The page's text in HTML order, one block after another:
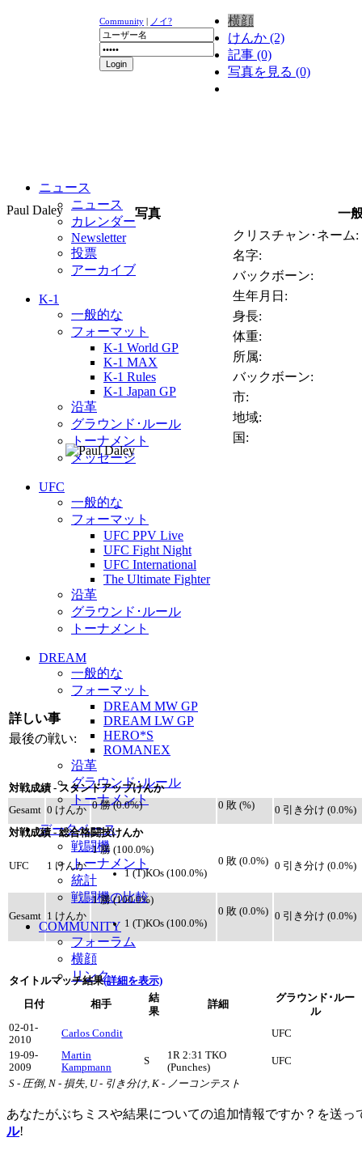
Community | ノイ?
ニュース
ニュース
カレンダー
Newsletter
投票
アーカイブ
K-1
一般的な
フォーマット
K-1 World GP
K-1 MAX
K-1 Rules
K-1 Japan GP
沿革
グラウンド･ルール
トーナメント
メッセージ
UFC
一般的な
フォーマット
UFC PPV Live
UFC Fight Night
UFC International
The Ultimate Fighter
沿革
グラウンド･ルール
トーナメント
DREAM
一般的な
フォーマット
DREAM MW GP
DREAM LW GP
HERO*S
ROMANEX
沿革
グラウンド･ルール
トーナメント
データベース
戦闘機
トーナメント
統計
戦闘機の比較
COMMUNITY
フォーラム
横顔
リンク
横顔
けんか (2)
記事 (0)
写真を見る (0)
Paul Daley 写真
一
クリスチャン･ネーム:
名字:
バックボーン:
生年月日:
身長:
体重:
所属:
バックボーン:
市:
地域:
国:
詳しい事
最後の戦い:
対戦成績 - スタンドアップけんか
Gesamt 0 けんか 0 勝 (0.0%) 0 敗 (%)
0 引き分け (0.0%)
対戦成績 - 総合格闘技けんか
UFC 1 けんか
1 勝 (100.0%)
1 (T)KOs (100.0%)
0 敗 (0.0%) 0 引き分け (0.0%)
Gesamt 1 けんか
1 勝 (100.0%)
1 (T)KOs (100.0%)
0 敗 (0.0%) 0 引き分け (0.0%)
タイトルマッチ結果(詳細を表示)
日付 相手
結
果
詳細
グラウンド･ルー
ル
02-01-
2010
Carlos Condit
UFC
19-09-
2009
Martin
Kampmann
S
1R 2:31 TKO
(Punches)
UFC
S - 圧倒, N - 損失, U - 引き分け, K - ノーコンテスト
あなたがぶちミスや結果についての追加情報ですか？を送っ
ル!